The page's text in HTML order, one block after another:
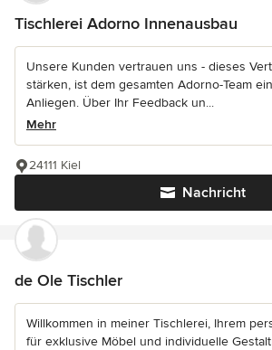
Tischlerei Adorno Innenausbau
Unsere Kunden vertrauen uns - dieses
stärken, ist dem gesamten Adorno-Team
Anliegen. Über Ihr Feedback un...
Mehr
Nachricht
24111 Kiel
de Ole Tischler
Willkommen in meiner Tischlerei, Ihrem
für exklusive Möbel und individuelle